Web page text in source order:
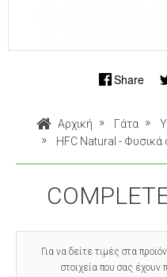
Share
Αρχική Γάτα
HFC Natural - Φυσικά
Για να δείτε τιμές στα
στοιχεία που σας